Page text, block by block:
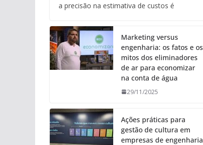
a precisão na estimativa de custos é
Marketing versus
engenharia: os fatos e os
mitos dos eliminadores
de ar para economizar
na conta de água
29/11/2025
Ações práticas para
gestão de cultura em
empresas de engenharia